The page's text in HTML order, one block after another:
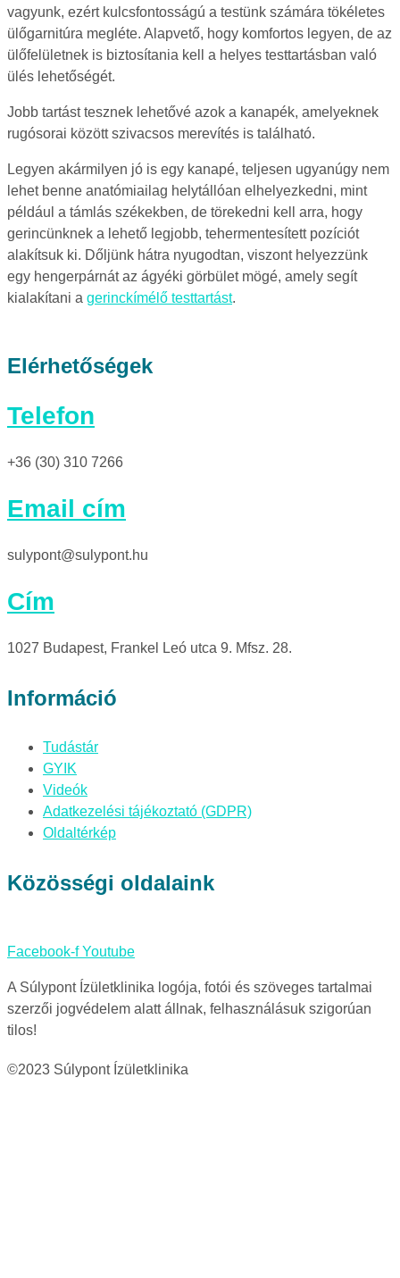
vagyunk, ezért kulcsfontosságú a testünk számára tökéletes
ülőgarnitúra megléte. Alapvető, hogy komfortos legyen, de az
ülőfelületnek is biztosítania kell a helyes testtartásban való
ülés lehetőségét.
Jobb tartást tesznek lehetővé azok a kanapék, amelyeknek
rugósorai között szivacsos merevítés is található.
Legyen akármilyen jó is egy kanapé, teljesen ugyanúgy nem
lehet benne anatómiailag helytállóan elhelyezkedni, mint
például a támlás székekben, de törekedni kell arra, hogy
gerincünknek a lehető legjobb, tehermentesített pozíciót
alakítsuk ki. Dőljünk hátra nyugodtan, viszont helyezzünk
egy hengerpárnát az ágyéki görbület mögé, amely segít
kialakítani a gerinckímélő testtartást.
Elérhetőségek
Telefon
+36 (30) 310 7266
Email cím
sulypont@sulypont.hu
Cím
1027 Budapest, Frankel Leó utca 9. Mfsz. 28.
Információ
Tudástár
GYIK
Videók
Adatkezelési tájékoztató (GDPR)
Oldaltérkép
Közösségi oldalaink
Facebook-f Youtube
A Súlypont Ízületklinika logója, fotói és szöveges tartalmai
szerzői jogvédelem alatt állnak, felhasználásuk szigorúan
tilos!
©2023 Súlypont Ízületklinika